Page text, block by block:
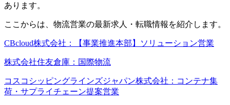
あります。
ここからは、物流営業の最新求人・転職情報を紹介します。
CBcloud株式会社：【事業推進本部】ソリューション営業
株式会社住友倉庫：国際物流
コスコシッピングラインズジャパン株式会社：コンテナ集
荷・サプライチェーン提案営業